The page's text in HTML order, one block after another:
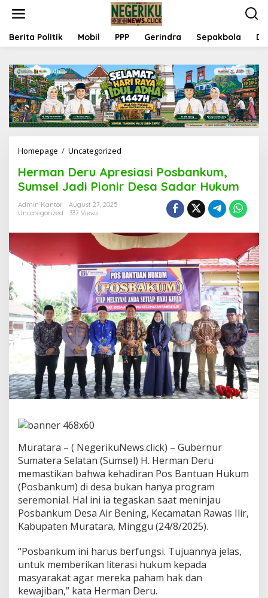
t
Berita Politik Mobil PPP Gerindra Sepakbola
Homepage / Uncategorized
r
m
r
u
p
r
e
s
i
a
s
i
P
o
s
b
a
,
S
u
m
e
l
J
d
P
i
o
Herman Deru Apresiasi Posbankum,
Sumsel Jadi Pionir Desa Sadar Hukum
Admin Kantor
August 27, 2025
Uncategorized
337 Views
Muratara – ( NegerikuNews.click) – Gubernur
Sumatera Selatan (Sumsel) H. Herman Deru
memastikan bahwa kehadiran Pos Bantuan Hukum
(Posbankum) di desa bukan hanya program
seremonial. Hal ini ia tegaskan saat meninjau
Posbankum Desa Air Bening, Kecamatan Rawas Ilir,
Kabupaten Muratara, Minggu (24/8/2025).
“Posbankum ini harus berfungsi. Tujuannya jelas,
untuk memberikan literasi hukum kepada
masyarakat agar mereka paham hak dan
kewajiban,” kata Herman Deru.